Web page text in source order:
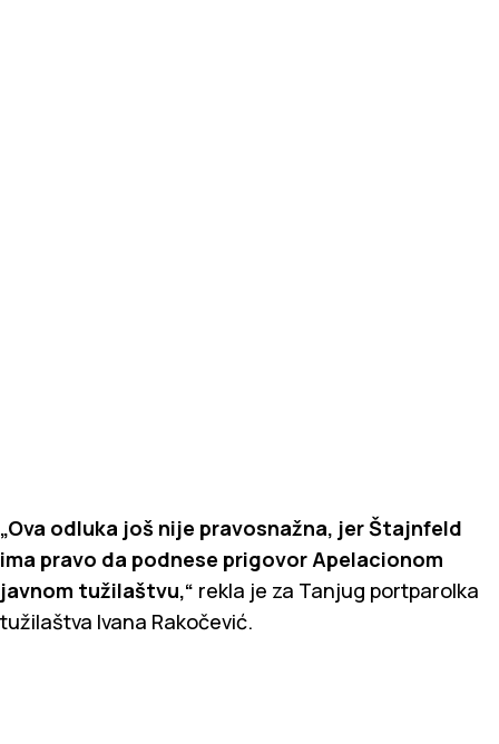
„Ova odluka još nije pravosnažna, jer Štajnfeld
ima pravo da podnese prigovor Apelacionom
javnom tužilaštvu,“ rekla je za Tanjug portparolka
tužilaštva Ivana Rakočević.